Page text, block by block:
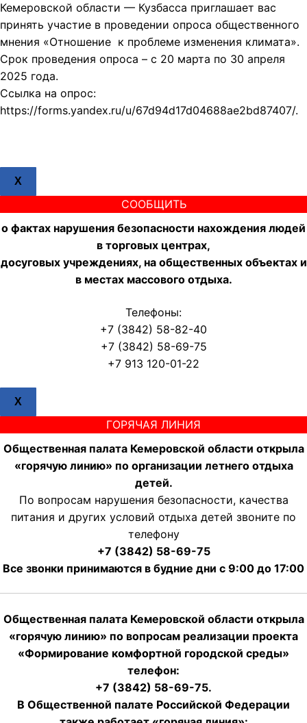
Кемеровской области — Кузбасса приглашает вас
принять участие в проведении опроса общественного
мнения «Отношение к проблеме изменения климата».
Срок проведения опроса – с 20 марта по 30 апреля
2025 года.
Ссылка на опрос:
https://forms.yandex.ru/u/67d94d17d04688ae2bd87407/.
X
СООБЩИТЬ
о фактах нарушения безопасности нахождения людей
в торговых центрах,
досуговых учреждениях, на общественных объектах и
в местах массового отдыха.
Телефоны:
+7 (3842) 58-82-40
+7 (3842) 58-69-75
+7 913 120-01-22
X
ГОРЯЧАЯ ЛИНИЯ
Общественная палата Кемеровской области открыла
«горячую линию» по организации летнего отдыха
детей.
По вопросам нарушения безопасности, качества
питания и других условий отдыха детей звоните по
телефону
+7 (3842) 58-69-75
Все звонки принимаются в будние дни с 9:00 до 17:00
Общественная палата Кемеровской области открыла
«горячую линию» по вопросам реализации проекта
«Формирование комфортной городской среды»
телефон:
+7 (3842) 58-69-75.
В Общественной палате Российской Федерации